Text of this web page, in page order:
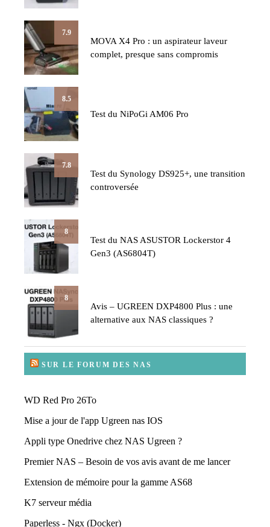
7.9
MOVA X4 Pro : un aspirateur laveur
complet, presque sans compromis
8.5
Test du NiPoGi AM06 Pro
7.8
Test du Synology DS925+, une transition
controversée
8
Test du NAS ASUSTOR Lockerstor 4
Gen3 (AS6804T)
8
Avis – UGREEN DXP4800 Plus : une
alternative aux NAS classiques ?
SUR LE FORUM DES NAS
WD Red Pro 26To
Mise a jour de l'app Ugreen nas IOS
Appli type Onedrive chez NAS Ugreen ?
Premier NAS – Besoin de vos avis avant de me lancer
Extension de mémoire pour la gamme AS68
K7 serveur média
Paperless - Ngx (Docker)